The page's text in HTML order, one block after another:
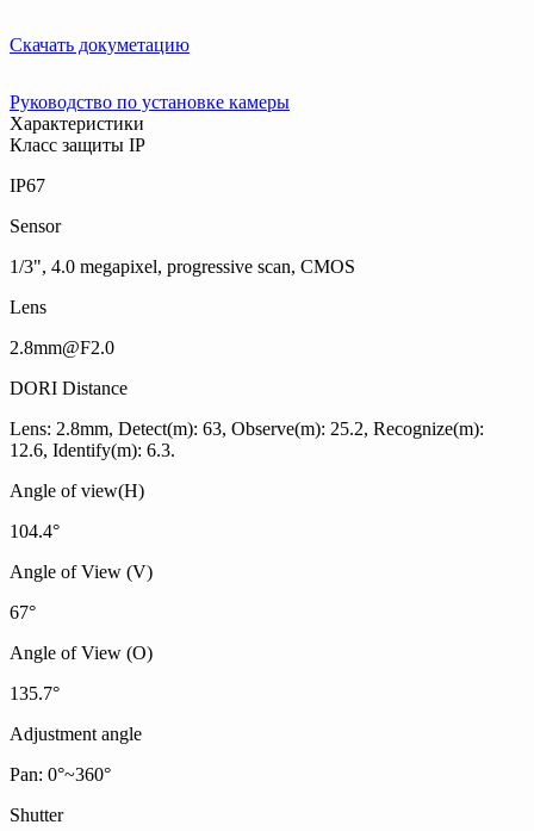
Скачать докуметацию
Руководство по установке камеры
Характеристики
Класс защиты IP
IP67
Sensor
1/3", 4.0 megapixel, progressive scan, CMOS
Lens
2.8mm@F2.0
DORI Distance
Lens: 2.8mm, Detect(m): 63, Observe(m): 25.2, Recognize(m):
12.6, Identify(m): 6.3.
Angle of view(H)
104.4°
Angle of View (V)
67°
Angle of View (O)
135.7°
Adjustment angle
Pan: 0°~360°
Shutter